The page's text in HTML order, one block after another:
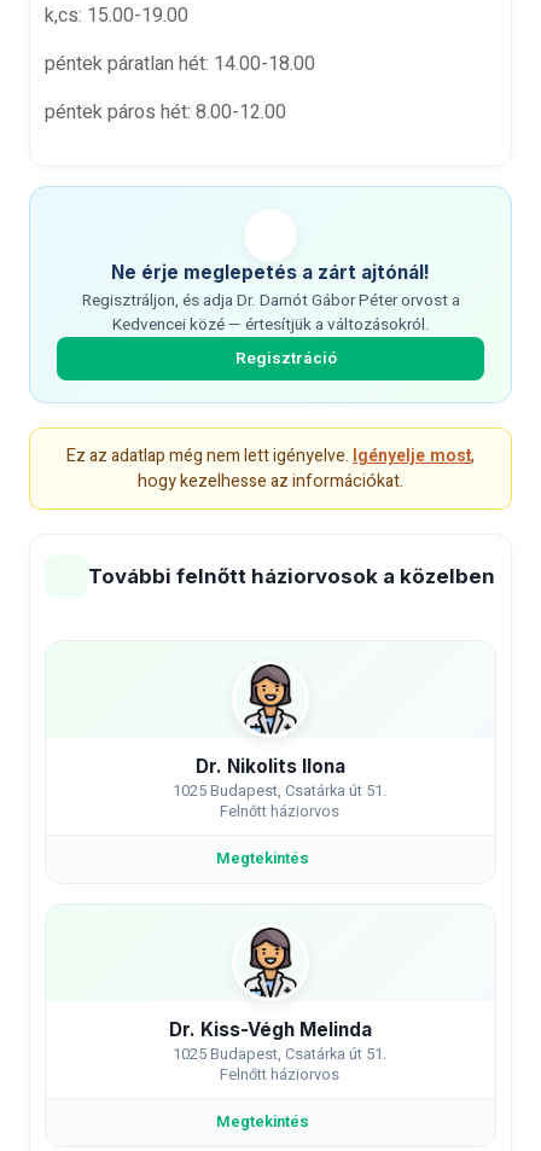
k,cs: 15.00-19.00
péntek páratlan hét: 14.00-18.00
péntek páros hét: 8.00-12.00
Ne érje meglepetés a zárt ajtónál!
Regisztráljon, és adja Dr. Darnót Gábor Péter orvost a
Kedvencei közé — értesítjük a változásokról.
Regisztráció
Ez az adatlap még nem lett igényelve. Igényelje most,
hogy kezelhesse az információkat.
További felnőtt háziorvosok a közelben
Dr. Nikolits Ilona
1025 Budapest, Csatárka út 51.
Felnőtt háziorvos
Megtekintés
Dr. Kiss-Végh Melinda
1025 Budapest, Csatárka út 51.
Felnőtt háziorvos
Megtekintés